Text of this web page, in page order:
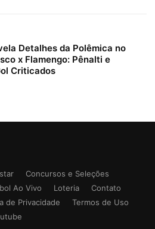
Detalhes da Polêmica no
x Flamengo: Pênalti e
Criticados
Concursos e Seleções
Ao Vivo Loteria
Contato
de Privacidade
Termos de Uso